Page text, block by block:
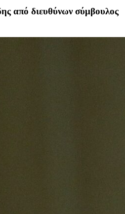
από διευθύνων σύμβουλος